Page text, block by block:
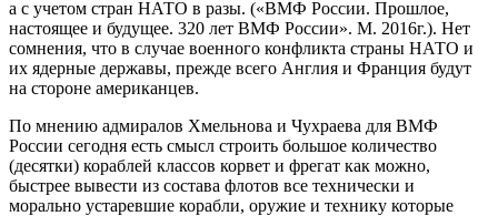
а с учетом стран НАТО в разы. («ВМФ России. Прошлое,
настоящее и будущее. 320 лет ВМФ России». М. 2016г.). Нет
сомнения, что в случае военного конфликта страны НАТО и
их ядерные державы, прежде всего Англия и Франция будут
на стороне американцев.
По мнению адмиралов Хмельнова и Чухраева для ВМФ
России сегодня есть смысл строить большое количество
(десятки) кораблей классов корвет и фрегат как можно,
быстрее вывести из состава флотов все технически и
морально устаревшие корабли, оружие и технику которые